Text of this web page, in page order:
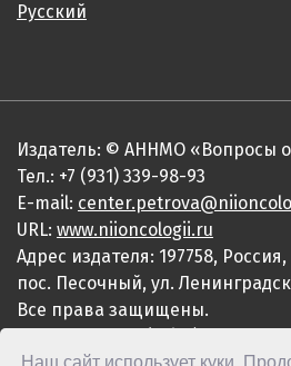
Наш сайт использует куки.
Русский
Издатель: © АННМО «Вопросы
Тел.: +7 (931) 339-98-93
E-mail:
URL: www.niioncologii.ru
Адрес издателя: 197758,
пос. Песочный, ул.
Все права защищены.